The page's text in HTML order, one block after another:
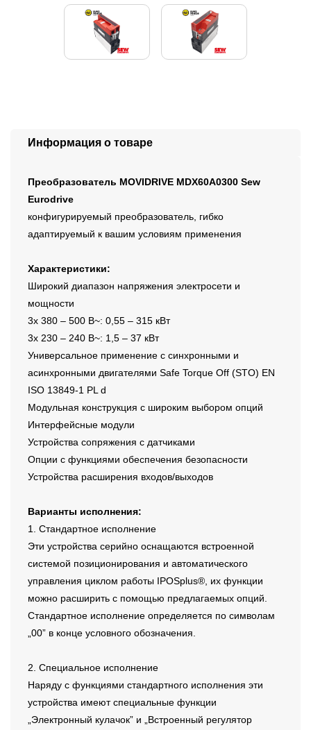
Информация о товаре
Преобразователь MOVIDRIVE MDX60A0300 Sew
Eurodrive
конфигурируемый преобразователь, гибко
адаптируемый к вашим условиям применения
Характеристики:
Широкий диапазон напряжения электросети и
мощности
3x 380 – 500 В~: 0,55 – 315 кВт
3x 230 – 240 В~: 1,5 – 37 кВт
Универсальное применение с синхронными и
асинхронными двигателями Safe Torque Off (STO) EN
ISO 13849-1 PL d
Модульная конструкция с широким выбором опций
Интерфейсные модули
Устройства сопряжения с датчиками
Опции с функциями обеспечения безопасности
Устройства расширения входов/выходов
Варианты исполнения:
1. Стандартное исполнение
Эти устройства серийно оснащаются встроенной
системой позиционирования и автоматического
управления циклом работы IPOSplus®, их функции
можно расширить с помощью предлагаемых опций.
Стандартное исполнение определяется по символам
„00” в конце условного обозначения.
2. Специальное исполнение
Наряду с функциями стандартного исполнения эти
устройства имеют специальные функции
„Электронный кулачок” и „Встроенный регулятор